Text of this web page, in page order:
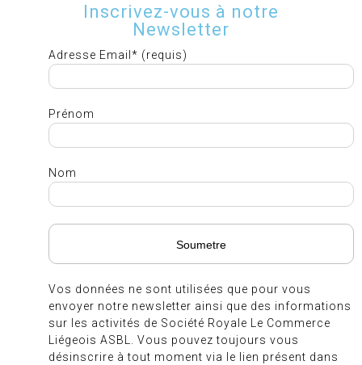
Inscrivez-vous à notre
Newsletter
Adresse Email* (requis)
Prénom
Nom
Vos données ne sont utilisées que pour vous
envoyer notre newsletter ainsi que des informations
sur les activités de Société Royale Le Commerce
Liégeois ASBL. Vous pouvez toujours vous
désinscrire à tout moment via le lien présent dans